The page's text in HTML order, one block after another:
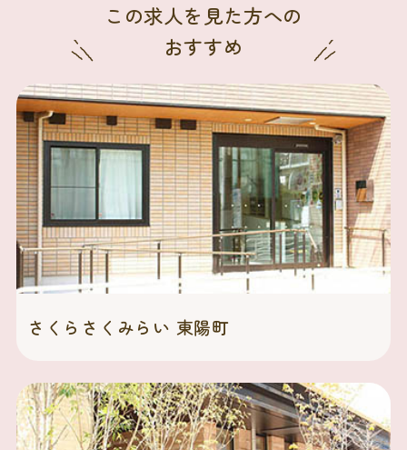
この求人を見た方への
おすすめ
さくらさくみらい 東陽町